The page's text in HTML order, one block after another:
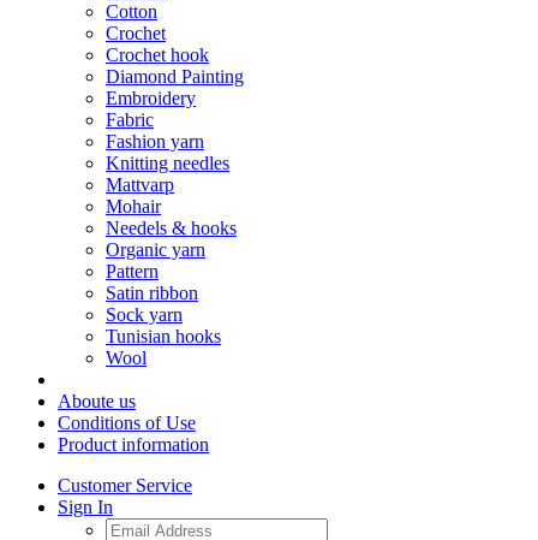
Cotton
Crochet
Crochet hook
Diamond Painting
Embroidery
Fabric
Fashion yarn
Knitting needles
Mattvarp
Mohair
Needels & hooks
Organic yarn
Pattern
Satin ribbon
Sock yarn
Tunisian hooks
Wool
Aboute us
Conditions of Use
Product information
Customer Service
Sign In